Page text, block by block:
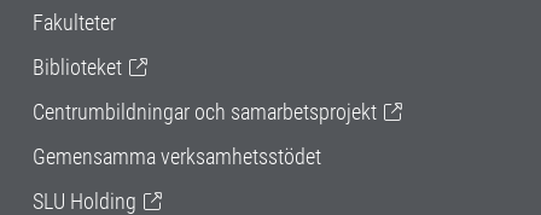
Fakulteter
Biblioteket
Centrumbildningar och samarbetsprojekt
Gemensamma verksamhetsstödet
SLU Holding